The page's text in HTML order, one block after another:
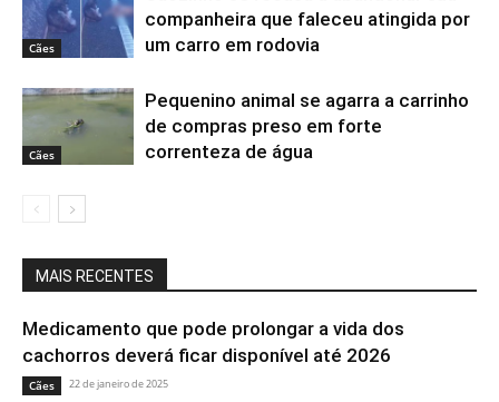
Cães
companheira que faleceu atingida por
um carro em rodovia
Cães
Pequenino animal se agarra a carrinho
de compras preso em forte
correnteza de água
MAIS RECENTES
Medicamento que pode prolongar a vida dos
cachorros deverá ficar disponível até 2026
Cães 22 de janeiro de 2025